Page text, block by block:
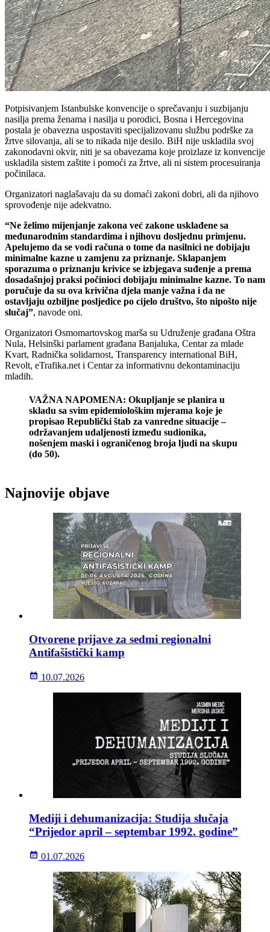
Potpisivanjem Istanbulske konvencije o sprečavanju i suzbijanju
nasilja prema ženama i nasilja u porodici, Bosna i Hercegovina
postala je obavezna uspostaviti specijalizovanu službu podrške za
žrtve silovanja, ali se to nikada nije desilo. BiH nije uskladila svoj
zakonodavni okvir, niti je sa obavezama koje proizlaze iz konvencije
uskladila sistem zaštite i pomoći za žrtve, ali ni sistem procesuiranja
počinilaca.
Organizatori naglašavaju da su domaći zakoni dobri, ali da njihovo
sprovođenje nije adekvatno.
“Ne želimo mijenjanje zakona već zakone usklađene sa
međunarodnim standardima i njihovu dosljednu primjenu.
Apelujemo da se vodi računa o tome da nasilnici ne dobijaju
minimalne kazne u zamjenu za priznanje. Sklapanjem
sporazuma o priznanju krivice se izbjegava suđenje a prema
dosadašnjoj praksi počinioci dobijaju minimalne kazne. To nam
poručuje da su ova krivična djela manje važna i da ne
ostavljaju ozbiljne posljedice po cijelo društvo, što nipošto nije
slučaj”, navode oni.
Organizatori Osmomartovskog marša su Udruženje građana Oštra
Nula, Helsinški parlament građana Banjaluka, Centar za mlade
Kvart, Radnička solidarnost, Transparency international BiH,
Revolt, eTrafika.net i Centar za informativnu dekontaminaciju
mladih.
VAŽNA NAPOMENA: Okupljanje se planira u
skladu sa svim epidemiološkim mjerama koje je
propisao Republički štab za vanredne situacije –
održavanjem udaljenosti između sudionika,
nošenjem maski i ograničenog broja ljudi na skupu
(do 50).
Najnovije objave
Otvorene prijave za sedmi regionalni
Antifašistički kamp
10.07.2026
Mediji i dehumanizacija: Studija slučaja
“Prijedor april – septembar 1992. godine”
01.07.2026